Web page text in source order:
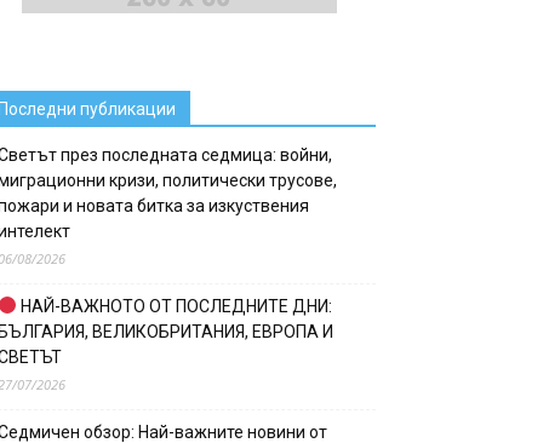
публикации
през последната седмица: войни,
кризи, политически трусове,
и новата битка за изкуствения
08/2026
НАЙ-ВАЖНОТО ОТ ПОСЛЕДНИТЕ ДНИ:
ВЕЛИКОБРИТАНИЯ, ЕВРОПА И
07/2026
обзор: Най-важните новини от